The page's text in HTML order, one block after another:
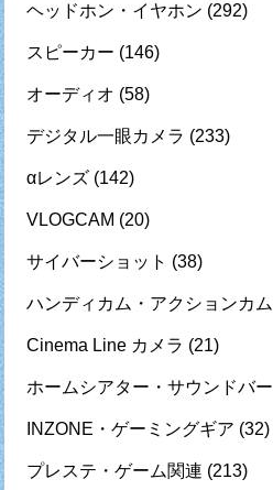
ヘッドホン・イヤホン (292)
スピーカー (146)
オーディオ (58)
デジタル一眼カメラ (233)
αレンズ (142)
VLOGCAM (20)
サイバーショット (38)
ハンディカム・アクションカム
Cinema Line カメラ (21)
ホームシアター・サウンドバー
INZONE・ゲーミングギア (32)
プレステ・ゲーム関連 (213)